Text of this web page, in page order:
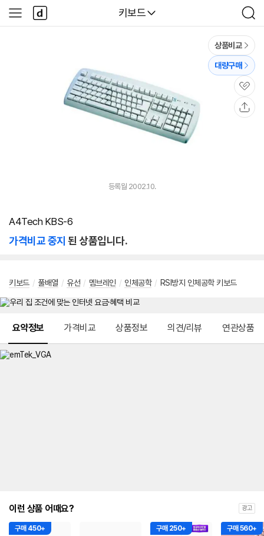
다나와
키보드
검
색
사
이
다
나
와
상품비교
대량구매
관
심
등록월 2002.10.
A4Tech KBS-6
가격비교 중지 된 상품입니다.
키보드 / 풀배열 / 유선 / 멤브레인 / 인체공학 / RSI방지 인체공학 키보드
요약정보 가격비교 상품정보 의견/리뷰 연관상품
이런 상품 어때요? 광고
구매 450+ 구매 250+ 구매 560+